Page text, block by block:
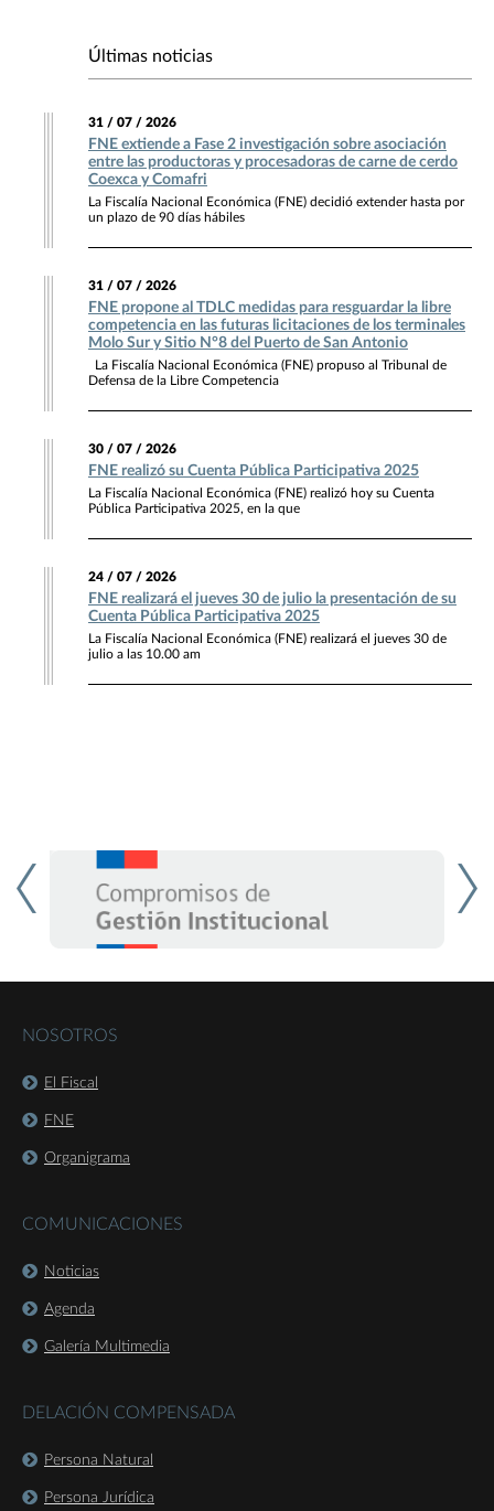
Últimas noticias
31 / 07 / 2026
FNE extiende a Fase 2 investigación sobre asociación
entre las productoras y procesadoras de carne de cerdo
Coexca y Comafri
La Fiscalía Nacional Económica (FNE) decidió extender hasta por
un plazo de 90 días hábiles
31 / 07 / 2026
FNE propone al TDLC medidas para resguardar la libre
competencia en las futuras licitaciones de los terminales
Molo Sur y Sitio N°8 del Puerto de San Antonio
La Fiscalía Nacional Económica (FNE) propuso al Tribunal de
Defensa de la Libre Competencia
30 / 07 / 2026
FNE realizó su Cuenta Pública Participativa 2025
La Fiscalía Nacional Económica (FNE) realizó hoy su Cuenta
Pública Participativa 2025, en la que
24 / 07 / 2026
FNE realizará el jueves 30 de julio la presentación de su
Cuenta Pública Participativa 2025
La Fiscalía Nacional Económica (FNE) realizará el jueves 30 de
julio a las 10.00 am
NOSOTROS
El Fiscal
FNE
Organigrama
COMUNICACIONES
Noticias
Agenda
Galería Multimedia
DELACIÓN COMPENSADA
Persona Natural
Persona Jurídica